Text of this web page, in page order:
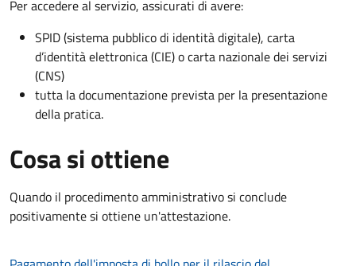
Per accedere al servizio, assicurati di avere:
SPID (sistema pubblico di identità digitale), carta
d’identità elettronica (CIE) o carta nazionale dei servizi
(CNS)
tutta la documentazione prevista per la presentazione
della pratica.
Cosa si ottiene
Quando il procedimento amministrativo si conclude
positivamente si ottiene un'attestazione.